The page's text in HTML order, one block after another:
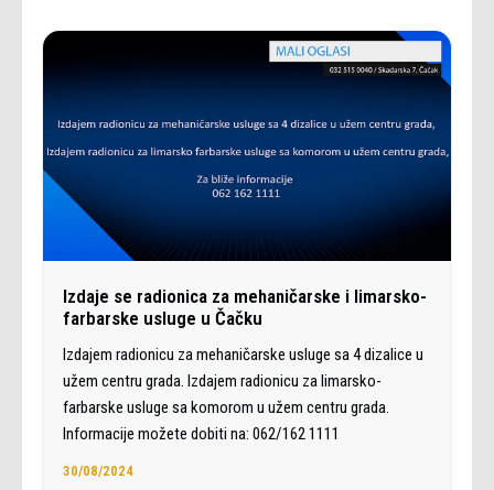
Izdaje se radionica za mehaničarske i limarsko-
farbarske usluge u Čačku
Izdajem radionicu za mehaničarske usluge sa 4 dizalice u
užem centru grada. Izdajem radionicu za limarsko-
farbarske usluge sa komorom u užem centru grada.
Informacije možete dobiti na: 062/162 1111
30/08/2024